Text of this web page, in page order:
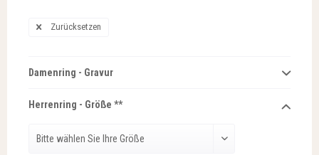
Zurücksetzen
Damenring - Gravur
Herrenring - Größe **